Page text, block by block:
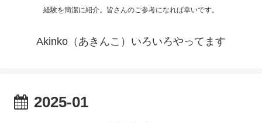
経験を簡潔に紹介。皆さんのご参考になれば幸いです。
Akinko（あきんこ）いろいろやってます
2025-01